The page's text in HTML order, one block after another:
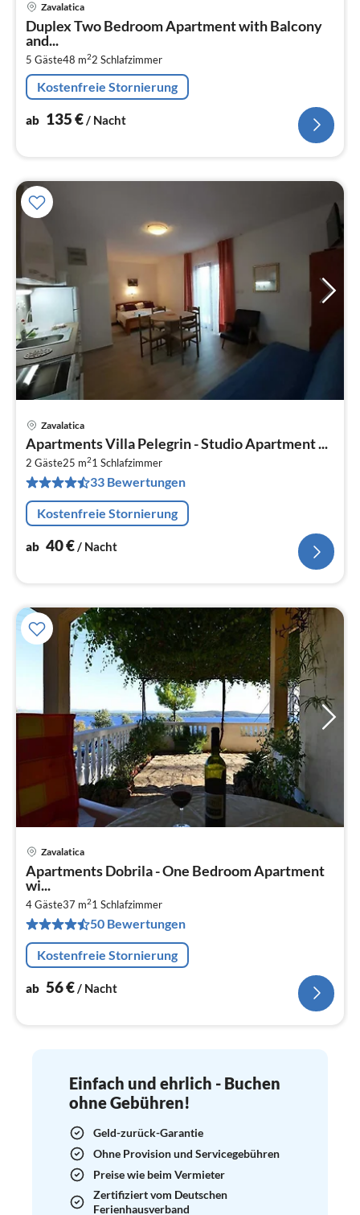
Zavalatica
Duplex Two Bedroom Apartment with Balcony
and...
5 Gäste48 m22 Schlafzimmer
Kostenfreie Stornierung
ab 135€/ Nacht
Zavalatica
Apartments Villa Pelegrin - Studio Apartment ...
2 Gäste25 m21 Schlafzimmer
33 Bewertungen
Kostenfreie Stornierung
ab 40€/ Nacht
Zavalatica
Apartments Dobrila - One Bedroom Apartment
wi...
4 Gäste37 m21 Schlafzimmer
50 Bewertungen
Kostenfreie Stornierung
ab 56€/ Nacht
Einfach und ehrlich - Buchen
ohne Gebühren!
Geld-zurück-Garantie
Ohne Provision und Servicegebühren
Preise wie beim Vermieter
Zertifiziert vom Deutschen
Ferienhausverband